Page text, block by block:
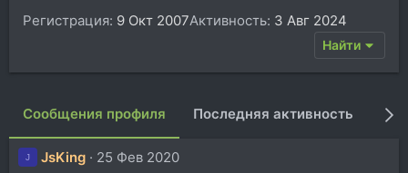
Регистрация 9 Окт 2007Активность 3 Авг 2024
Найти
Сообщения профиля Последняя активность
J JsKing
25 Фев 2020